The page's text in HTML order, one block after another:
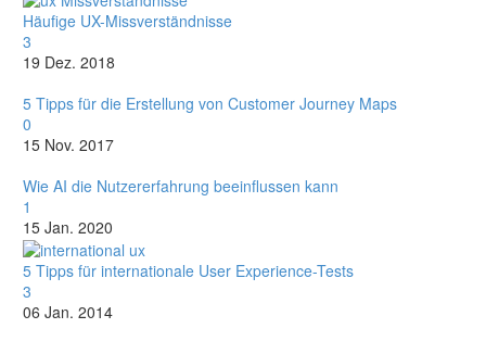
Häufige UX-Missverständnisse
3
19 Dez. 2018
5 Tipps für die Erstellung von Customer Journey Maps
0
15 Nov. 2017
Wie AI die Nutzererfahrung beeinflussen kann
1
15 Jan. 2020
5 Tipps für internationale User Experience-Tests
3
06 Jan. 2014